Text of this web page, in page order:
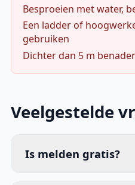
Besproeien met water,
Een ladder of
gebruiken
Dichter dan 5 m
Veelgestelde
Is melden gratis?